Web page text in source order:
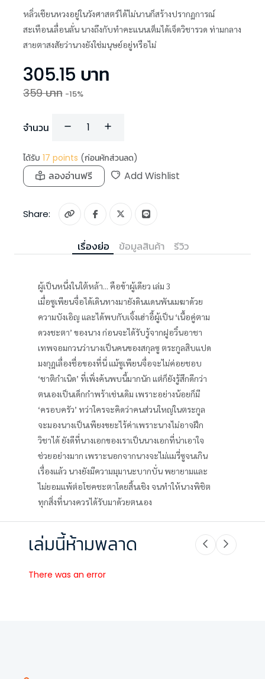
หลิ่วเชียนหวงอยู่ในวังศาสตร์ได้ไม่นานก็สร้างปรากฏการณ์
สะเทือนเลื่อนลั่น นางถึงกับทำคะแนนเต็มได้เจ็ดวิชารวด ท่ามกลาง
สายตาสงสัยว่านางยังใช่มนุษย์อยู่หรือไม่
305.15 บาท
359บาท -15%
จำนวน
ได้รับ 17 points (ก่อนหักส่วนลด)
ลองอ่านฟรี Add Wishlist
Share:
เรื่องย่อ ข้อมูลสินค้า รีวิว
ผู้เป็นหนึ่งในใต้หล้า... คือข้าผู้เดียว เล่ม 3
เมื่อซูเพียนจื่อได้เดินทางมายังดินแดนพันเมฆาด้วย
ความบังเอิญ และได้พบกับเจิ้งเฮ่าอี้ผู้เป็น ‘เนื้อคู่ตาม
ดวงชะตา’ ของนาง ก่อนจะได้รับรู้จากฝูอวิ๋นอาชา
เทพจอมกวนว่านางเป็นคนของสกุลซู ตระกูลสิบแปด
มงกุฎเลื่องชื่อของที่นี่ แม้ซูเพียนจื่อจะไม่ค่อยชอบ
‘ชาติกำเนิด’ ที่เพิ่งค้นพบนี้มากนัก แต่ก็ยังรู้สึกดีกว่า
ตนเองเป็นเด็กกำพร้าเช่นเดิม เพราะอย่างน้อยก็มี
‘ครอบครัว’ ทว่าใครจะคิดว่าคนส่วนใหญ่ในตระกูล
จะมองนางเป็นเพียงขยะไร้ค่าเพราะนางไม่อาจฝึก
วิชาได้ ยังดีที่นางเอกของเราเป็นนางเอกที่น่าเอาใจ
ช่วยอย่างมาก เพราะนอกจากนางจะไม่แมรี่ซูจนเกิน
เรื่องแล้ว นางยังมีความมุมานะบากบั่น พยายามและ
ไม่ยอมแพ้ต่อโชคชะตาโดยสิ้นเชิง จนทำให้นางพิชิต
ทุกสิ่งที่นางควรได้รับมาด้วยตนเอง
เล่มนี้ห้ามพลาด
There was an error